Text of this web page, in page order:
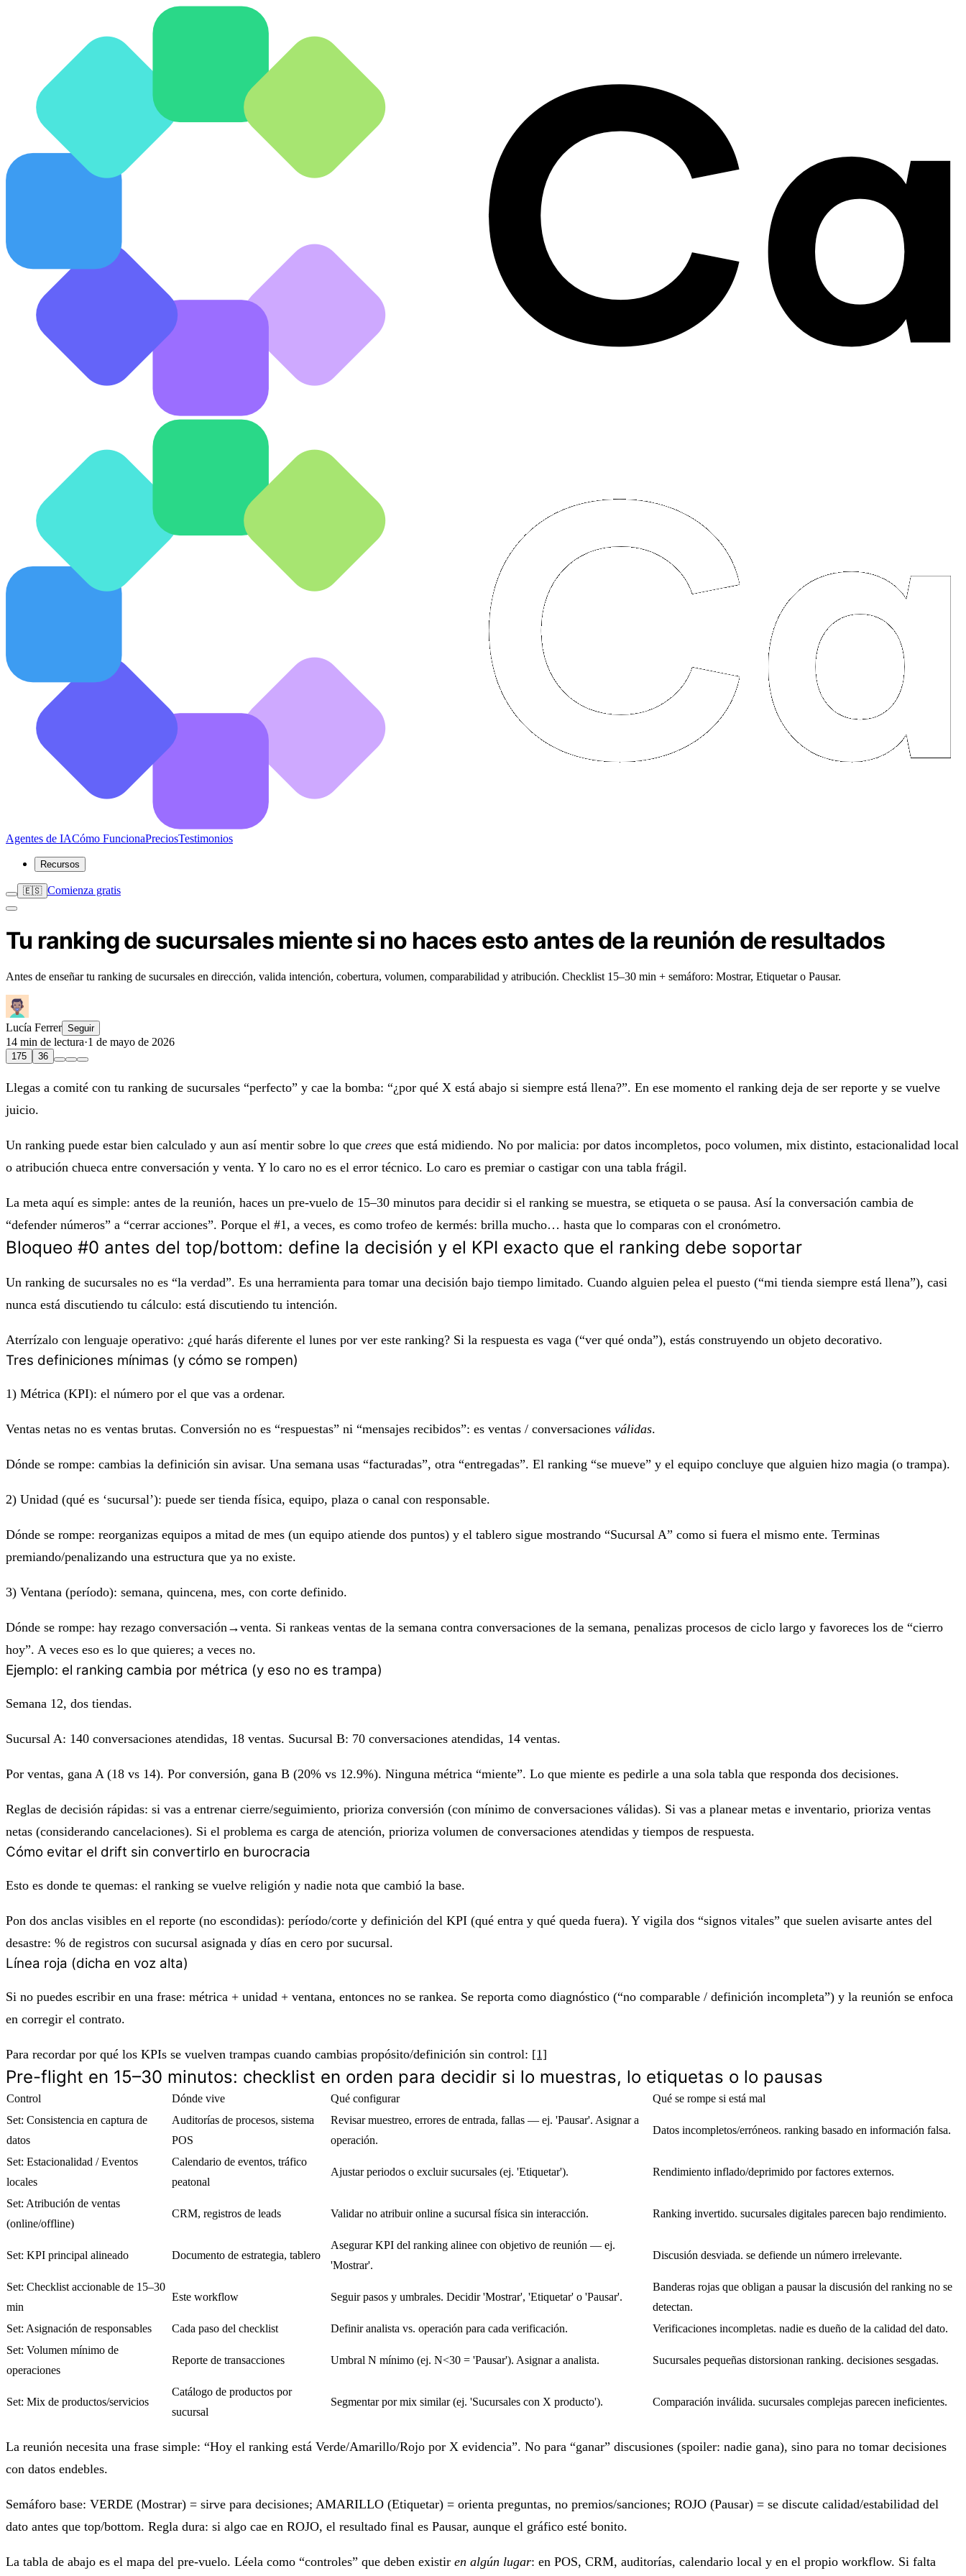
Agentes de IACómo FuncionaPreciosTestimonios
Recursos
🇪🇸 Comienza gratis
Tu ranking de sucursales miente si no haces esto antes de la reunión de resultados
Antes de enseñar tu ranking de sucursales en dirección, valida intención, cobertura, volumen, comparabilidad y atribución. Checklist 15–30 min + semáforo: Mostrar, Etiquetar o Pausar.
Lucía Ferrer Seguir
14 min de lectura·1 de mayo de 2026
175 36
Llegas a comité con tu ranking de sucursales “perfecto” y cae la bomba: “¿por qué X está abajo si siempre está llena?”. En ese momento el ranking deja de ser reporte y se vuelve
juicio.
Un ranking puede estar bien calculado y aun así mentir sobre lo que crees que está midiendo. No por malicia: por datos incompletos, poco volumen, mix distinto, estacionalidad local
o atribución chueca entre conversación y venta. Y lo caro no es el error técnico. Lo caro es premiar o castigar con una tabla frágil.
La meta aquí es simple: antes de la reunión, haces un pre‑vuelo de 15–30 minutos para decidir si el ranking se muestra, se etiqueta o se pausa. Así la conversación cambia de
“defender números” a “cerrar acciones”. Porque el #1, a veces, es como trofeo de kermés: brilla mucho… hasta que lo comparas con el cronómetro.
Bloqueo #0 antes del top/bottom: define la decisión y el KPI exacto que el ranking debe soportar
Un ranking de sucursales no es “la verdad”. Es una herramienta para tomar una decisión bajo tiempo limitado. Cuando alguien pelea el puesto (“mi tienda siempre está llena”), casi
nunca está discutiendo tu cálculo: está discutiendo tu intención.
Aterrízalo con lenguaje operativo: ¿qué harás diferente el lunes por ver este ranking? Si la respuesta es vaga (“ver qué onda”), estás construyendo un objeto decorativo.
Tres definiciones mínimas (y cómo se rompen)
1) Métrica (KPI): el número por el que vas a ordenar.
Ventas netas no es ventas brutas. Conversión no es “respuestas” ni “mensajes recibidos”: es ventas / conversaciones válidas.
Dónde se rompe: cambias la definición sin avisar. Una semana usas “facturadas”, otra “entregadas”. El ranking “se mueve” y el equipo concluye que alguien hizo magia (o trampa).
2) Unidad (qué es ‘sucursal’): puede ser tienda física, equipo, plaza o canal con responsable.
Dónde se rompe: reorganizas equipos a mitad de mes (un equipo atiende dos puntos) y el tablero sigue mostrando “Sucursal A” como si fuera el mismo ente. Terminas
premiando/penalizando una estructura que ya no existe.
3) Ventana (período): semana, quincena, mes, con corte definido.
Dónde se rompe: hay rezago conversación→venta. Si rankeas ventas de la semana contra conversaciones de la semana, penalizas procesos de ciclo largo y favoreces los de “cierro
hoy”. A veces eso es lo que quieres; a veces no.
Ejemplo: el ranking cambia por métrica (y eso no es trampa)
Semana 12, dos tiendas.
Sucursal A: 140 conversaciones atendidas, 18 ventas. Sucursal B: 70 conversaciones atendidas, 14 ventas.
Por ventas, gana A (18 vs 14). Por conversión, gana B (20% vs 12.9%). Ninguna métrica “miente”. Lo que miente es pedirle a una sola tabla que responda dos decisiones.
Reglas de decisión rápidas: si vas a entrenar cierre/seguimiento, prioriza conversión (con mínimo de conversaciones válidas). Si vas a planear metas e inventario, prioriza ventas
netas (considerando cancelaciones). Si el problema es carga de atención, prioriza volumen de conversaciones atendidas y tiempos de respuesta.
Cómo evitar el drift sin convertirlo en burocracia
Esto es donde te quemas: el ranking se vuelve religión y nadie nota que cambió la base.
Pon dos anclas visibles en el reporte (no escondidas): período/corte y definición del KPI (qué entra y qué queda fuera). Y vigila dos “signos vitales” que suelen avisarte antes del
desastre: % de registros con sucursal asignada y días en cero por sucursal.
Línea roja (dicha en voz alta)
Si no puedes escribir en una frase: métrica + unidad + ventana, entonces no se rankea. Se reporta como diagnóstico (“no comparable / definición incompleta”) y la reunión se enfoca
en corregir el contrato.
Para recordar por qué los KPIs se vuelven trampas cuando cambias propósito/definición sin control: [1]
Pre-flight en 15–30 minutos: checklist en orden para decidir si lo muestras, lo etiquetas o lo pausas
Control Dónde vive Qué configurar
Qué se rompe si está mal
Set: Consistencia en captura de
datos
Auditorías de procesos, sistema
POS
Revisar muestreo, errores de entrada, fallas — ej. 'Pausar'. Asignar a
operación.
Datos incompletos/erróneos. ranking basado en información falsa.
Set: Estacionalidad / Eventos
locales
Calendario de eventos, tráfico
peatonal
Ajustar periodos o excluir sucursales (ej. 'Etiquetar'). Rendimiento inflado/deprimido por factores externos.
Set: Atribución de ventas
(online/offline)
CRM, registros de leads Validar no atribuir online a sucursal física sin interacción. Ranking invertido. sucursales digitales parecen bajo rendimiento.
Set: KPI principal alineado Documento de estrategia, tablero
Asegurar KPI del ranking alinee con objetivo de reunión — ej.
'Mostrar'.
Discusión desviada. se defiende un número irrelevante.
Set: Checklist accionable de 15–30
min
Este workflow Seguir pasos y umbrales. Decidir 'Mostrar', 'Etiquetar' o 'Pausar'.
Banderas rojas que obligan a pausar la discusión del ranking no se
detectan.
Set: Asignación de responsables
Cada paso del checklist Definir analista vs. operación para cada verificación.
Verificaciones incompletas. nadie es dueño de la calidad del dato.
Set: Volumen mínimo de
operaciones
Reporte de transacciones Umbral N mínimo (ej. N<30 = 'Pausar'). Asignar a analista. Sucursales pequeñas distorsionan ranking. decisiones sesgadas.
Set: Mix de productos/servicios
Catálogo de productos por
sucursal
Segmentar por mix similar (ej. 'Sucursales con X producto'). Comparación inválida. sucursales complejas parecen ineficientes.
La reunión necesita una frase simple: “Hoy el ranking está Verde/Amarillo/Rojo por X evidencia”. No para “ganar” discusiones (spoiler: nadie gana), sino para no tomar decisiones
con datos endebles.
Semáforo base: VERDE (Mostrar) = sirve para decisiones; AMARILLO (Etiquetar) = orienta preguntas, no premios/sanciones; ROJO (Pausar) = se discute calidad/estabilidad del
dato antes que top/bottom. Regla dura: si algo cae en ROJO, el resultado final es Pausar, aunque el gráfico esté bonito.
La tabla de abajo es el mapa del pre‑vuelo. Léela como “controles” que deben existir en algún lugar: en POS, CRM, auditorías, calendario local y en el propio workflow. Si falta